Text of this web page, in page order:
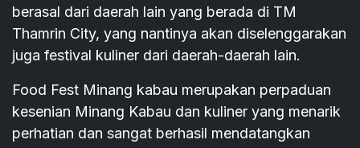
berasal dari daerah lain yang berada di TM
Thamrin City, yang nantinya akan diselenggarakan
juga festival kuliner dari daerah-daerah lain.
Food Fest Minang kabau merupakan perpaduan
kesenian Minang Kabau dan kuliner yang menarik
perhatian dan sangat berhasil mendatangkan